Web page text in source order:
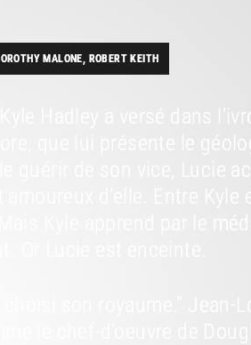
MALONE, ROBERT KEITH
Hadley a versé dans
que lui présente le
guérir de son vice, Lucie
amoureux d’elle. Entre
Kyle apprend par le
choisi son royaume." Jean-
le chef-d'oeuvre de